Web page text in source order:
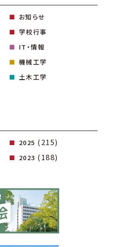
お知らせ
学校行事
IT・情報
機械工学
土木工学
2025 (215)
2023 (188)